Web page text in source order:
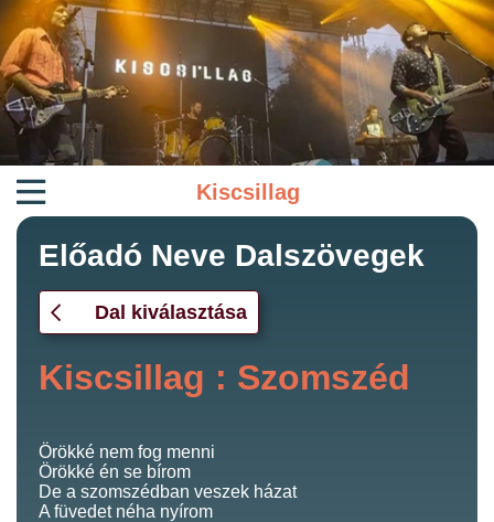
Kiscsillag
Előadó Neve Dalszövegek
Dal kiválasztása
Kiscsillag : Szomszéd
Örökké nem fog menni
Örökké én se bírom
De a szomszédban veszek házat
A füvedet néha nyírom